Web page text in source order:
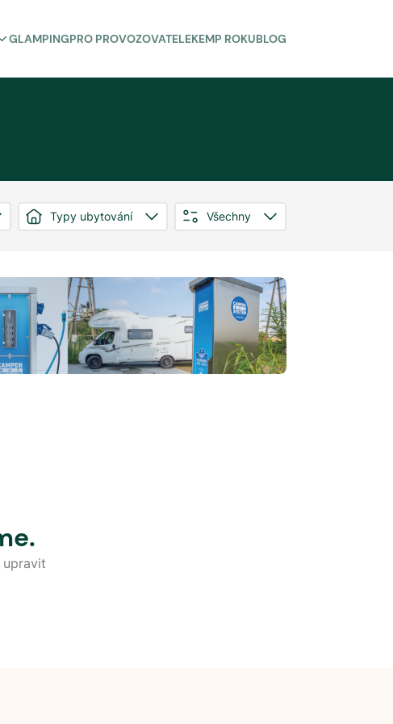
GLAMPINGPRO PROVOZOVATELEKEMP ROKUBLOG
Typy ubytování Všechny
upravit